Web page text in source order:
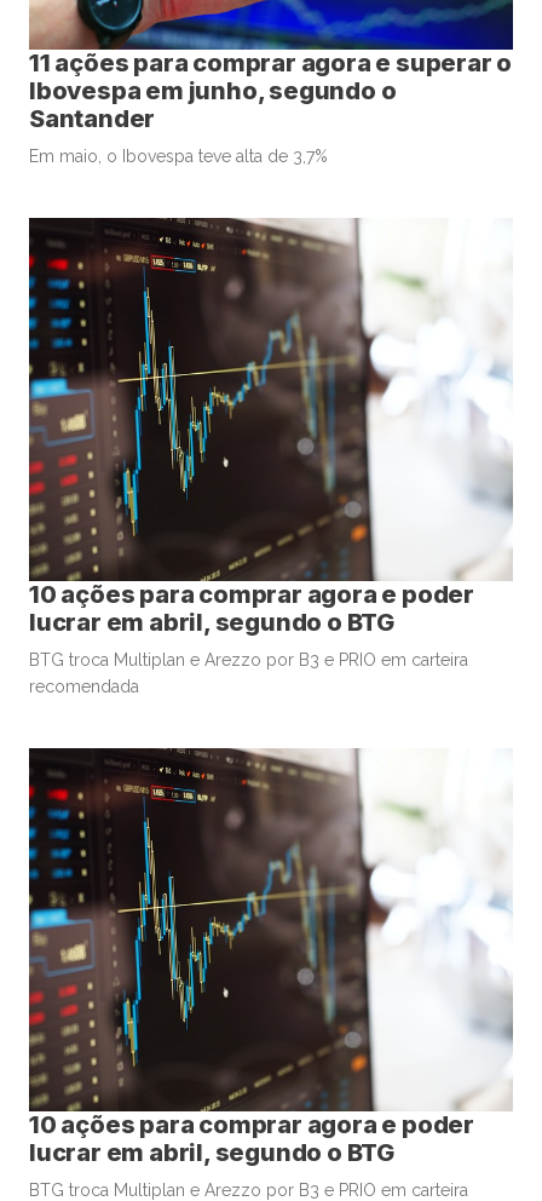
11 ações para comprar agora e superar o
Ibovespa em junho, segundo o
Santander
Em maio, o Ibovespa teve alta de 3,7%
10 ações para comprar agora e poder
lucrar em abril, segundo o BTG
BTG troca Multiplan e Arezzo por B3 e PRIO em carteira
recomendada
10 ações para comprar agora e poder
lucrar em abril, segundo o BTG
BTG troca Multiplan e Arezzo por B3 e PRIO em carteira